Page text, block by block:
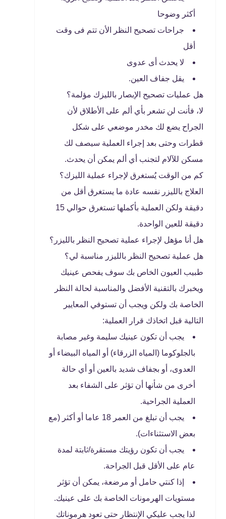
أكثر وضوحا
جراحات تصحيح النظر الأن تتم فى وقت
أقل
لا يحدث أى عدوى
يقل جفاف العين.
هل عمليات تصحيح الإبصار بالليزك مؤلمة؟
لا، فأنت لن تشعر بأي ألم على الأطلاق لأن
الجراح يضع لك مخدر موضعي على شكل
قطرات وحتى بعد إجراء العملية سيصف لك
مسكن للآلام لتجنب أي ألم يمكن أن يحدث.
كم من الوقت يُستغرق لإجراء عملية الليزك؟
العلاج بالليزر نفسه عادة ما يستغرق أقل من
دقيقة ولكن العملية بأكملها تستغرق حوالي 15
دقيقة للعين الواحدة.
هل أنا مؤهل لإجراء عملية تصحيح النظر بالليزر؟
هل عملية تصحيح النظر بالليزر مناسبة لي؟
طبيب العيون الخاص بك سوف يفحص عينيك
ويخبرك بالتقنية الأفضل والمناسبة لحالة النظر
الخاصة بك ولكن ويجب أن تستوفي المعايير
التالية قبل اتخاذك قرار العملية:
يجب أن تكون عينيك سليمة وغير مصابة
بالجلوكوما (المياه الزرقاء) أو المياه البيضاء أو
العدوى، أو بجفاف شديد بالعين أو أي حالة
أخرى من شأنها أن تؤثر على الشفاء بعد
العملية الجراحية.
يجب أن تبلغ من العمر 18 عاما أو أكثر (مع
بعض الاستثناءات).
يجب أن تكون رؤيتك مستقرة/ثابتة لمدة
عام على الأقل قبل الجراحة.
إذا كنتي حامل أو مرضعة، يمكن أن تؤثر
مستويات الهرمونات الخاصة بك على عينيك.
لذا يجب عليكي الإنتظار حتى تعود هرموناتك